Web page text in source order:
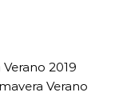
2019
Verano